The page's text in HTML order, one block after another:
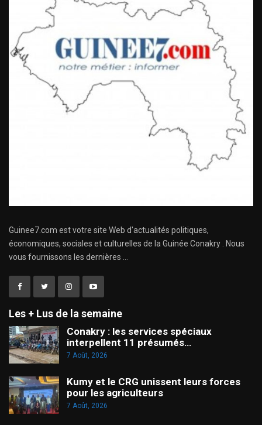
Guinee7.com est votre site Web d'actualités politiques,
économiques, sociales et culturelles de la Guinée Conakry . Nous
vous fournissons les dernières ...
Les + Lus de la semaine
Conakry : les services spéciaux
interpellent 11 présumés…
7 Août, 2026
Kumy et le CRG unissent leurs forces
pour les agriculteurs
7 Août, 2026